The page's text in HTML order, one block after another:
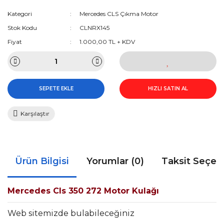
Kategori
Mercedes CLS Çıkma Motor
Stok Kodu
CLNRX145
Fiyat
1.000,00 TL + KDV
SEPETE EKLE HIZLI SATIN AL
Karşılaştır
Ürün Bilgisi Yorumlar (0) Taksit
Mercedes Cls 350 272 Motor Kulağı
Web sitemizde bulabileceğiniz